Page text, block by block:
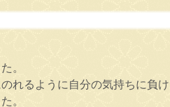
。
れるように自分の気持ちに負
。